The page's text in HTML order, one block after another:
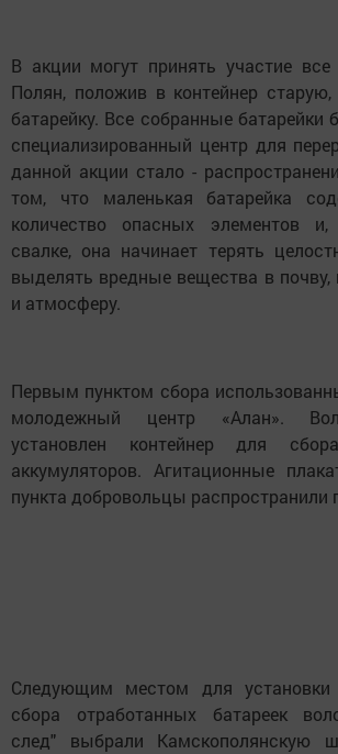
В акции могут принять участие
Полян, положив в контейнер старую,
батарейку. Все собранные батарейки
специализированный центр для
данной акции стало -
том, что маленькая батарейка
количество опасных элементов
свалке, она начинает терять
выделять вредные вещества в
и атмосферу.
Первым пунктом сбора
молодежный центр «Алан».
установлен контейнер для
аккумуляторов. Агитационные
пункта добровольцы распространили
Следующим местом для установки
сбора отработанных батареек
след" выбрали